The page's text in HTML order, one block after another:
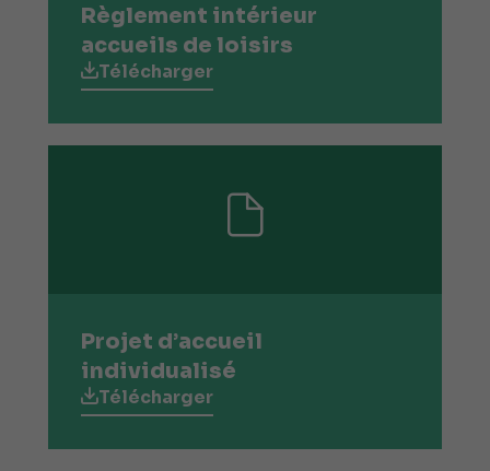
Règlement intérieur
accueils de loisirs
Télécharger
Projet d’accueil
individualisé
Télécharger